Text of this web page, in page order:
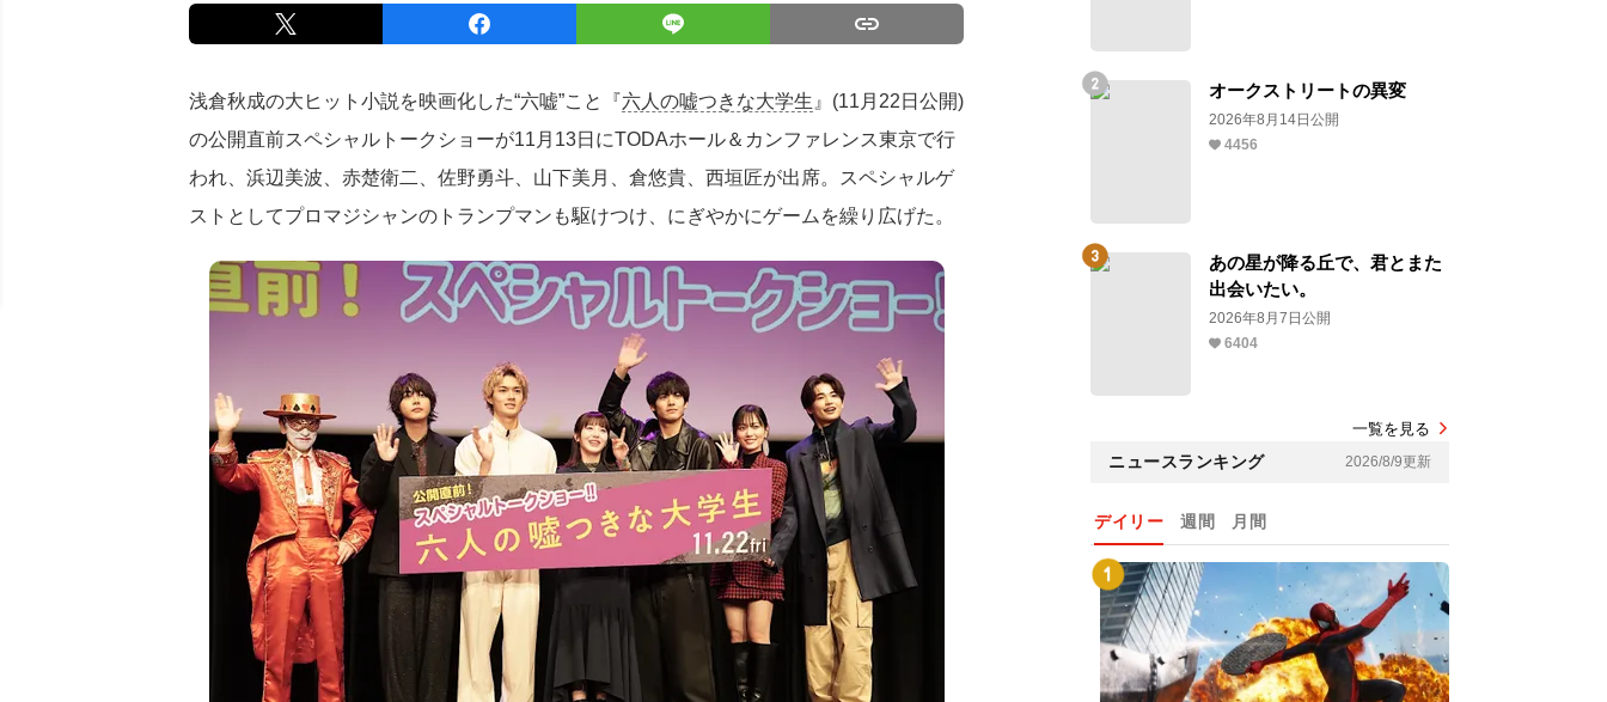
浅倉秋成の大ヒット小説を映画化した“六嘘”こと『六人の嘘つきな大学生 』(11月22日公開)
の公開直前スペシャルトークショーが11月13日にTODAホール＆カンファレンス東京で行
われ、浜辺美波、赤楚衛二、佐野勇斗、山下美月、倉悠貴、西垣匠が出席。スペシャルゲ
ストとしてプロマジシャンのトランプマンも駆けつけ、にぎやかにゲームを繰り広げた。
オークストリートの異変
2026年8月14日公開
4456
あの星が降る丘で、君とまた
出会いたい。
2026年8月7日公開
6404
一覧を見る
ニュースランキング 2026/8/9更新
デイリー 週間 月間